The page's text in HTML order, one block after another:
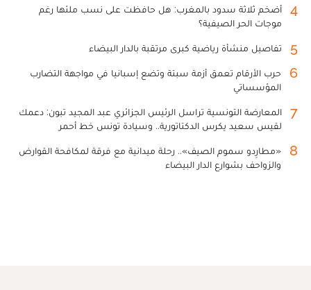
4
أضخم ثلاثة سدود بالمغرب: هل حافظت على نسب ملئها رغم
موجات الحر الصيفية؟
5 تفاصيل منشأة رياضية كبرى مرتقبة بالدار البيضاء
6
حرب الأرقام تعمق أزمة سبتة وتضع إسبانيا في مواجهة التضارب
المؤسساتي
7
المعارضة التونسية تراسل الرئيس الجزائري عبد المجيد تبون: دعمك
لقيس سعيد يكرس الدكتاتورية.. وسيادة تونس خط أحمر
8
«مطارِدو سموم الصيف».. رحلة ميدانية مع فرقة لمكافحة القوارض
والزواحف بشوارع الدار البيضاء